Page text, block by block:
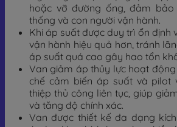
hoặc vỡ đường ống, đảm
thống và con người vận hành.
Khi áp suất được duy trì ổn định
vận hành hiệu quả hơn, tránh
áp suất quá cao gây hao tổn
Van giảm áp thủy lực hoạt
chế cảm biến áp suất và pilot
thiệp thủ công liên tục, giúp
và tăng độ chính xác.
Van được thiết kế đa dạng